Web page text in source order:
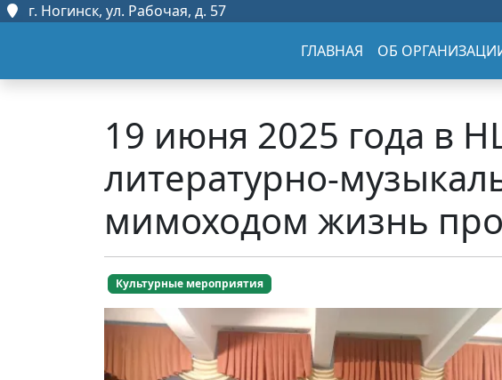
г. Ногинск, ул. Рабочая, д. 57
ГЛАВНАЯ ОБ
19 июня 2025 года в
литературно-
мимоходом жизнь
Культурные мероприятия